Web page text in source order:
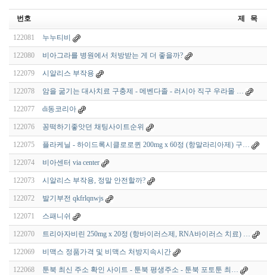
번호 제 목
122081 누누티비
122080 비아그라를 병원에서 처방받는 게 더 좋을까?
122079 시알리스 부작용
122078 암을 굶기는 대사치료 구충제 - 메벤다졸 - 러시아 직구 우라몰 …
122077 di동코리아
122076 꽁떡하기좋앗던 채팅사이트순위
122075 플라케닐 - 하이드록시클로로퀸 200mg x 60정 (항말라리아제) 구…
122074 비아센터 via center
122073 시알리스 부작용, 정말 안전할까?
122072 발기부전 qkfrlqnwjs
122071 스패니쉬
122070 트리아자비린 250mg x 20정 (항바이러스제, RNA바이러스 치료) …
122069 비맥스 정품가격 및 비맥스 처방지속시간
122068 툰북 최신 주소 확인 사이트 - 툰북 평생주소 - 툰북 포토툰 최…